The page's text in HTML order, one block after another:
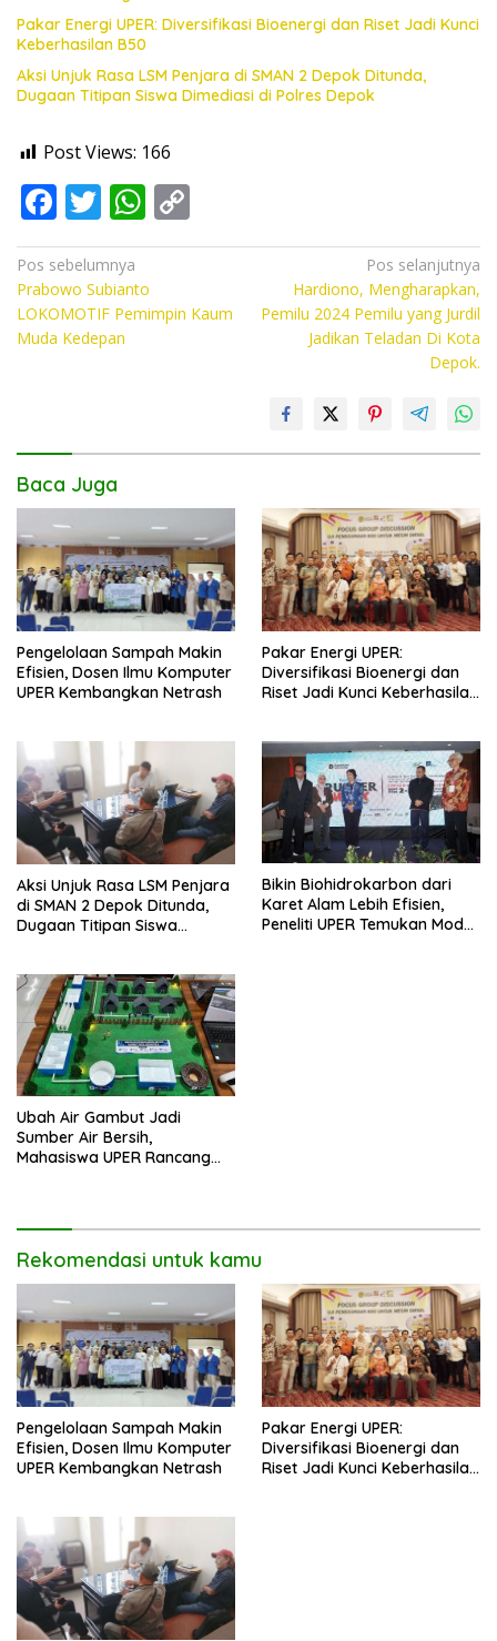
Pakar Energi UPER: Diversifikasi Bioenergi dan Riset Jadi Kunci
Keberhasilan B50
Aksi Unjuk Rasa LSM Penjara di SMAN 2 Depok Ditunda,
Dugaan Titipan Siswa Dimediasi di Polres Depok
Post Views: 166
F
ac
e
b
o
T
w
itt
er
W
h
s
o
y
Navigasi
pos
Pos sebelumnya
Prabowo Subianto
LOKOMOTIF Pemimpin Kaum
Muda Kedepan
Pos selanjutnya
Hardiono, Mengharapkan,
Pemilu 2024 Pemilu yang Jurdil
Jadikan Teladan Di Kota
Depok.
Baca Juga
Pengelolaan Sampah Makin
Efisien, Dosen Ilmu Komputer
UPER Kembangkan Netrash
Pakar Energi UPER:
Diversifikasi Bioenergi dan
Riset Jadi Kunci Keberhasilan
Aksi Unjuk Rasa LSM Penjara
di SMAN 2 Depok Ditunda,
Dugaan Titipan Siswa
Bikin Biohidrokarbon dari
Karet Alam Lebih Efisien,
Peneliti UPER Temukan Model
Ubah Air Gambut Jadi
Sumber Air Bersih,
Mahasiswa UPER Rancang
Rekomendasi untuk kamu
Pengelolaan Sampah Makin
Efisien, Dosen Ilmu Komputer
UPER Kembangkan Netrash
Pakar Energi UPER:
Diversifikasi Bioenergi dan
Riset Jadi Kunci Keberhasilan